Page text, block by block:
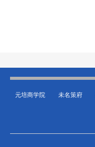
元培商学院 未名策府